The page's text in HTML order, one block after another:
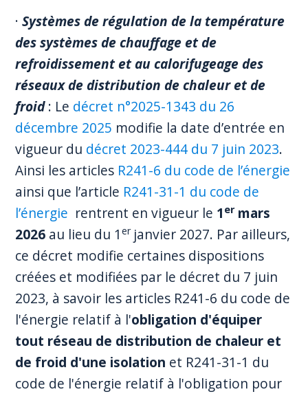
·Systèmes de régulation de la température
des systèmes de chauffage et de
refroidissement et au calorifugeage des
réseaux de distribution de chaleur et de
froid: Le décret n°2025-1343 du 26
décembre 2025 modifie la date d’entrée en
vigueur du décret 2023-444 du 7 juin 2023.
Ainsi les articles R241-6 du code de l’énergie
ainsi que l’article R241-31-1 du code de
l’énergie rentrent en vigueur le 1 ermars
2026 au lieu du 1er janvier 2027. Par ailleurs,
ce décret modifie certaines dispositions
créées et modifiées par le décret du 7 juin
2023, à savoir les articles R241-6 du code de
l'énergie relatif à l'obligation d'équiper
tout réseau de distribution de chaleur et
de froid d'une isolation et R241-31-1 du
code de l'énergie relatif à l'obligation pour